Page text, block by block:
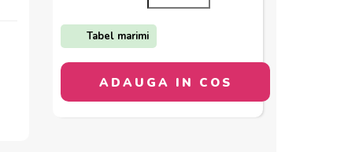
Tabel marimi
ADAUGA IN COS